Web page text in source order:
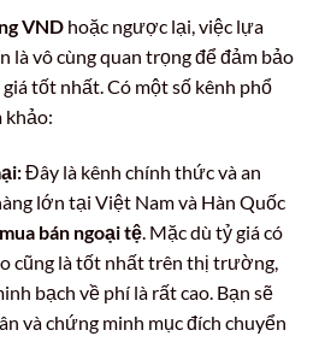
VND hoặc ngược lại, việc lựa
là vô cùng quan trọng để đảm bảo
tốt nhất. Có một số kênh phổ
khảo:
Đây là kênh chính thức và an
lớn tại Việt Nam và Hàn Quốc
mua bán ngoại tệ. Mặc dù tỷ giá có
cũng là tốt nhất trên thị trường,
bạch về phí là rất cao. Bạn sẽ
và chứng minh mục đích chuyển